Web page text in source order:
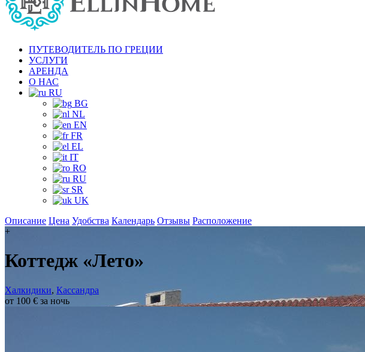
ПУТЕВОДИТЕЛЬ ПО ГРЕЦИИ
УСЛУГИ
АРЕНДА
О НАС
RU
BG
NL
EN
FR
EL
IT
RO
RU
SR
UK
Описание Цена Удобства Календарь Отзывы Расположение
+
Коттедж «Лето»
Халкидики, Кассандра
от 100 € за ночь